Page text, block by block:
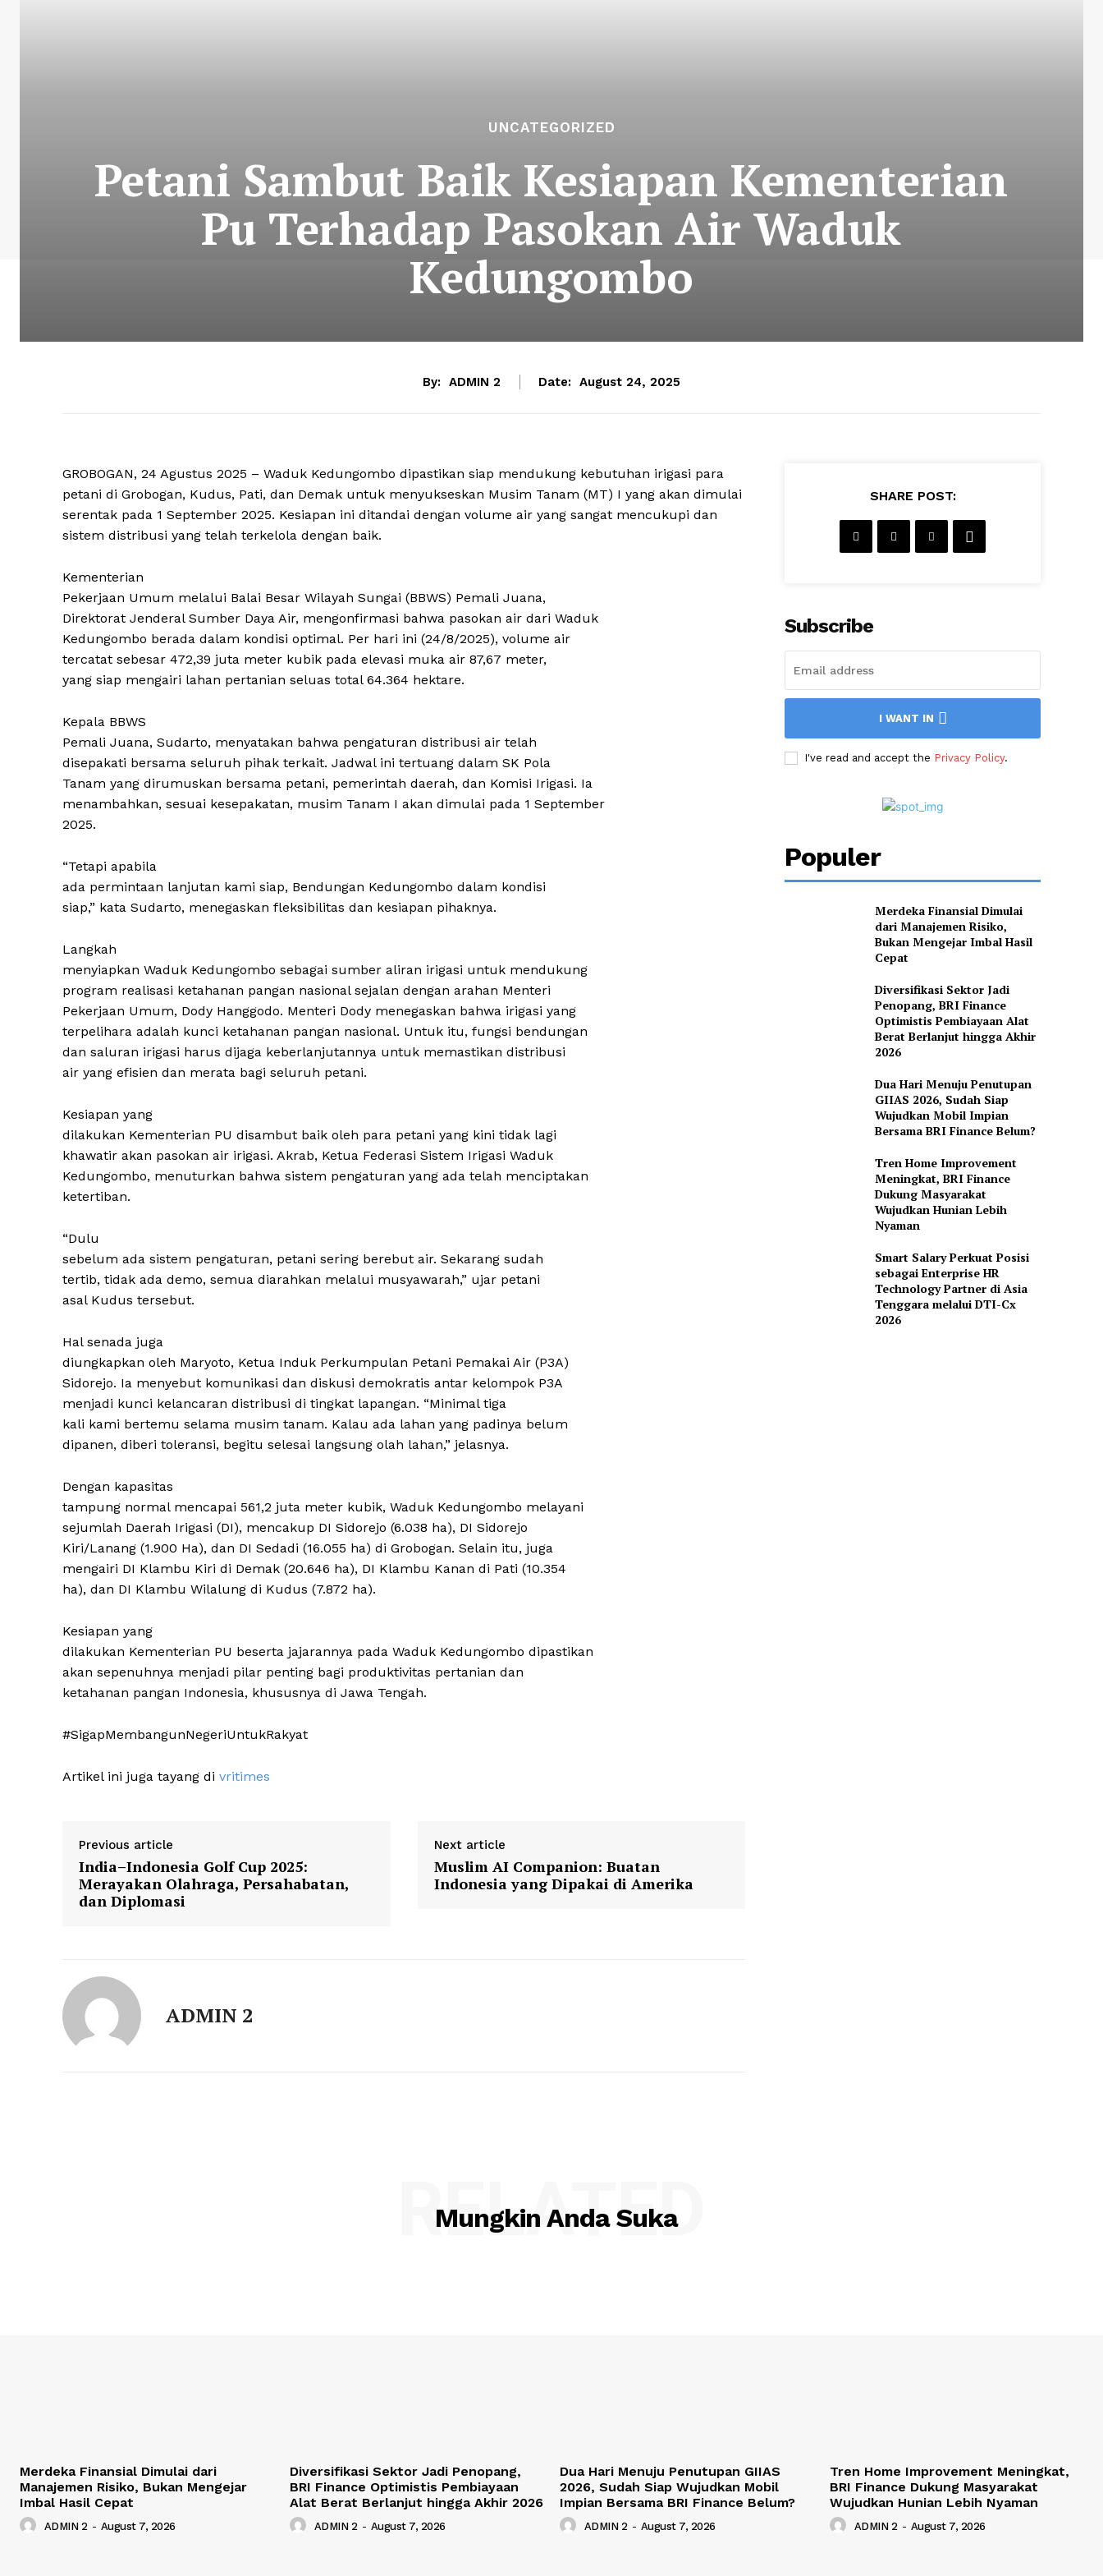
UNCATEGORIZED
Petani Sambut Baik Kesiapan Kementerian
Pu Terhadap Pasokan Air Waduk
Kedungombo
By: ADMIN 2 Date: August 24, 2025
GROBOGAN, 24 Agustus 2025 – Waduk Kedungombo dipastikan siap mendukung kebutuhan irigasi para
petani di Grobogan, Kudus, Pati, dan Demak untuk menyukseskan Musim Tanam (MT) I yang akan dimulai
serentak pada 1 September 2025. Kesiapan ini ditandai dengan volume air yang sangat mencukupi dan
sistem distribusi yang telah terkelola dengan baik.
Kementerian
Pekerjaan Umum melalui Balai Besar Wilayah Sungai (BBWS) Pemali Juana,
Direktorat Jenderal Sumber Daya Air, mengonfirmasi bahwa pasokan air dari Waduk
Kedungombo berada dalam kondisi optimal. Per hari ini (24/8/2025), volume air
tercatat sebesar 472,39 juta meter kubik pada elevasi muka air 87,67 meter,
yang siap mengairi lahan pertanian seluas total 64.364 hektare.
Kepala BBWS
Pemali Juana, Sudarto, menyatakan bahwa pengaturan distribusi air telah
disepakati bersama seluruh pihak terkait. Jadwal ini tertuang dalam SK Pola
Tanam yang dirumuskan bersama petani, pemerintah daerah, dan Komisi Irigasi. Ia
menambahkan, sesuai kesepakatan, musim Tanam I akan dimulai pada 1 September
2025.
“Tetapi apabila
ada permintaan lanjutan kami siap, Bendungan Kedungombo dalam kondisi
siap,” kata Sudarto, menegaskan fleksibilitas dan kesiapan pihaknya.
Langkah
menyiapkan Waduk Kedungombo sebagai sumber aliran irigasi untuk mendukung
program realisasi ketahanan pangan nasional sejalan dengan arahan Menteri
Pekerjaan Umum, Dody Hanggodo. Menteri Dody menegaskan bahwa irigasi yang
terpelihara adalah kunci ketahanan pangan nasional. Untuk itu, fungsi bendungan
dan saluran irigasi harus dijaga keberlanjutannya untuk memastikan distribusi
air yang efisien dan merata bagi seluruh petani.
Kesiapan yang
dilakukan Kementerian PU disambut baik oleh para petani yang kini tidak lagi
khawatir akan pasokan air irigasi. Akrab, Ketua Federasi Sistem Irigasi Waduk
Kedungombo, menuturkan bahwa sistem pengaturan yang ada telah menciptakan
ketertiban.
“Dulu
sebelum ada sistem pengaturan, petani sering berebut air. Sekarang sudah
tertib, tidak ada demo, semua diarahkan melalui musyawarah,” ujar petani
asal Kudus tersebut.
Hal senada juga
diungkapkan oleh Maryoto, Ketua Induk Perkumpulan Petani Pemakai Air (P3A)
Sidorejo. Ia menyebut komunikasi dan diskusi demokratis antar kelompok P3A
menjadi kunci kelancaran distribusi di tingkat lapangan. “Minimal tiga
kali kami bertemu selama musim tanam. Kalau ada lahan yang padinya belum
dipanen, diberi toleransi, begitu selesai langsung olah lahan,” jelasnya.
Dengan kapasitas
tampung normal mencapai 561,2 juta meter kubik, Waduk Kedungombo melayani
sejumlah Daerah Irigasi (DI), mencakup DI Sidorejo (6.038 ha), DI Sidorejo
Kiri/Lanang (1.900 Ha), dan DI Sedadi (16.055 ha) di Grobogan. Selain itu, juga
mengairi DI Klambu Kiri di Demak (20.646 ha), DI Klambu Kanan di Pati (10.354
ha), dan DI Klambu Wilalung di Kudus (7.872 ha).
Kesiapan yang
dilakukan Kementerian PU beserta jajarannya pada Waduk Kedungombo dipastikan
akan sepenuhnya menjadi pilar penting bagi produktivitas pertanian dan
ketahanan pangan Indonesia, khususnya di Jawa Tengah.
#SigapMembangunNegeriUntukRakyat
Artikel ini juga tayang di vritimes
Previous article
India–Indonesia Golf Cup 2025:
Merayakan Olahraga, Persahabatan,
dan Diplomasi
Next article
Muslim AI Companion: Buatan
Indonesia yang Dipakai di Amerika
ADMIN 2
SHARE POST:
Subscribe
I WANT IN
I've read and accept the Privacy Policy.
Populer
Merdeka Finansial Dimulai
dari Manajemen Risiko,
Bukan Mengejar Imbal Hasil
Cepat
Diversifikasi Sektor Jadi
Penopang, BRI Finance
Optimistis Pembiayaan Alat
Berat Berlanjut hingga Akhir
2026
Dua Hari Menuju Penutupan
GIIAS 2026, Sudah Siap
Wujudkan Mobil Impian
Bersama BRI Finance Belum?
Tren Home Improvement
Meningkat, BRI Finance
Dukung Masyarakat
Wujudkan Hunian Lebih
Nyaman
Smart Salary Perkuat Posisi
sebagai Enterprise HR
Technology Partner di Asia
Tenggara melalui DTI-Cx
2026
Mungkin Anda Suka
RELATED
Merdeka Finansial Dimulai dari
Manajemen Risiko, Bukan Mengejar
Imbal Hasil Cepat
ADMIN 2 - August 7, 2026
Diversifikasi Sektor Jadi Penopang,
BRI Finance Optimistis Pembiayaan
Alat Berat Berlanjut hingga Akhir 2026
ADMIN 2 - August 7, 2026
Dua Hari Menuju Penutupan GIIAS
2026, Sudah Siap Wujudkan Mobil
Impian Bersama BRI Finance Belum?
ADMIN 2 - August 7, 2026
Tren Home Improvement Meningkat,
BRI Finance Dukung Masyarakat
Wujudkan Hunian Lebih Nyaman
ADMIN 2 - August 7, 2026